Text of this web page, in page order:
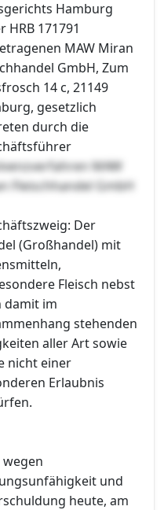
Hamburg
HRB 171791
MAW Miran
GmbH, Zum
14 c, 21149
gesetzlich
durch die
MAW
Fleischhandel GmbH
Der
(Großhandel) mit
Fleisch nebst
damit im
stehenden
aller Art sowie
nicht einer
Erlaubnis
und
heute, am